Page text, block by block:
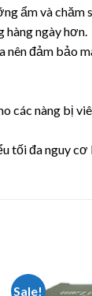
ẩm và chăm
hàng ngày hơn.
đảm bảo
các nàng bị
tối đa nguy
Sale!